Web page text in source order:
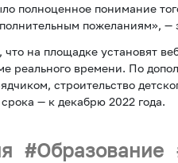
полноценное понимание
пожеланиям», —
на площадке установят
реального времени. По
строительство
— к декабрю 2022 года.
Образование